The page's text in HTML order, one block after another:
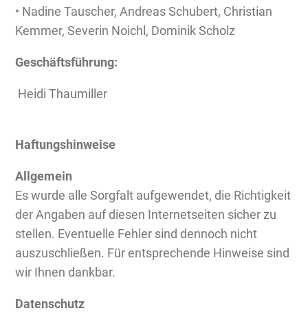
• Nadine Tauscher, Andreas Schubert, Christian
Kemmer, Severin Noichl, Dominik Scholz
Geschäftsführung:
Heidi Thaumiller
Haftungshinweise
Allgemein
Es wurde alle Sorgfalt aufgewendet, die Richtigkeit
der Angaben auf diesen Internetseiten sicher zu
stellen. Eventuelle Fehler sind dennoch nicht
auszuschließen. Für entsprechende Hinweise sind
wir Ihnen dankbar.
Datenschutz